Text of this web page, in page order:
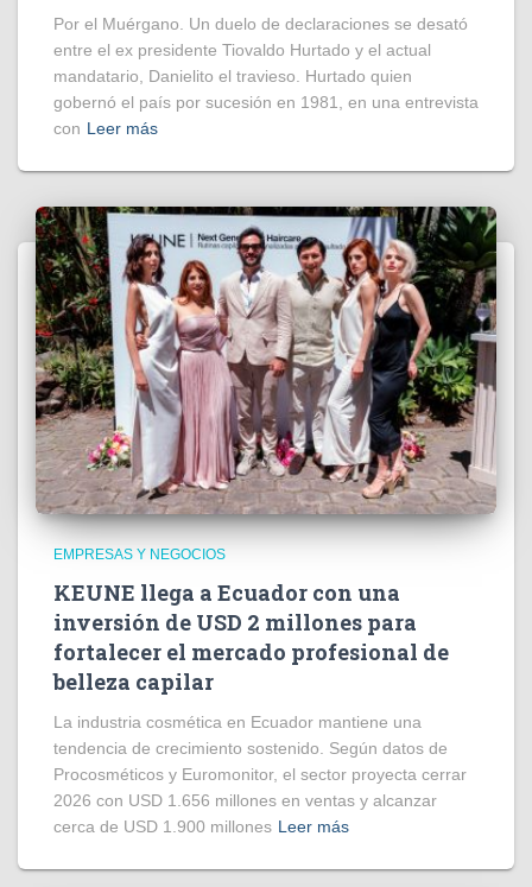
Por el Muérgano. Un duelo de declaraciones se desató
entre el ex presidente Tiovaldo Hurtado y el actual
mandatario, Danielito el travieso. Hurtado quien
gobernó el país por sucesión en 1981, en una entrevista
con Leer más
EMPRESAS Y NEGOCIOS
KEUNE llega a Ecuador con una
inversión de USD 2 millones para
fortalecer el mercado profesional de
belleza capilar
La industria cosmética en Ecuador mantiene una
tendencia de crecimiento sostenido. Según datos de
Procosméticos y Euromonitor, el sector proyecta cerrar
2026 con USD 1.656 millones en ventas y alcanzar
cerca de USD 1.900 millones Leer más